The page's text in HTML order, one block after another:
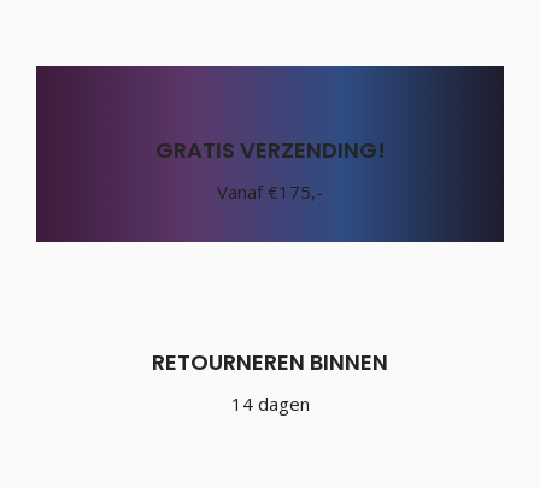
GRATIS VERZENDING!
Vanaf €175,-
RETOURNEREN BINNEN
14 dagen